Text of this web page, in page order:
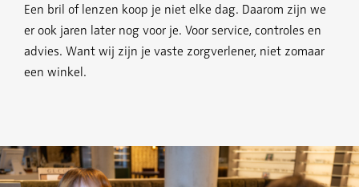
Een bril of lenzen koop je niet elke dag. Daarom zijn we
er ook jaren later nog voor je. Voor service, controles en
advies. Want wij zijn je vaste zorgverlener, niet zomaar
een winkel.